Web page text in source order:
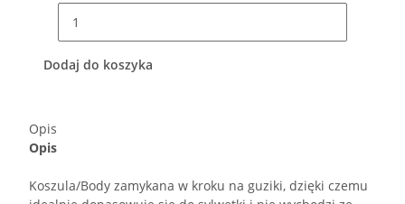
Dodaj do koszyka
Opis
Opis
Koszula/Body zamykana w kroku na guziki, dzięki czemu